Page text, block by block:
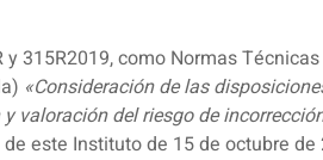
315R2019, como Normas
«Consideración de las
valoración del riesgo de
este Instituto de 15 de octubre de